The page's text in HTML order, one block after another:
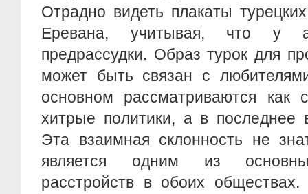
Отрадно видеть плакаты
Еревана, учитывая, что у
предрассудки. Образ турок для
может быть связан с
основном рассматриваются как
хитрые политики, а в последнее
Эта взаимная склонность не
является одним из
расстройств в обоих